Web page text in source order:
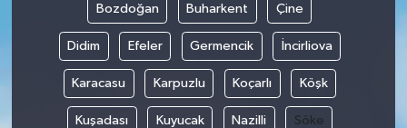
Bozdoğan Buharkent Çine
Didim Efeler Germencik İncirliova
Karacasu Karpuzlu Koçarlı Köşk
Kuşadası Kuyucak Nazilli Söke